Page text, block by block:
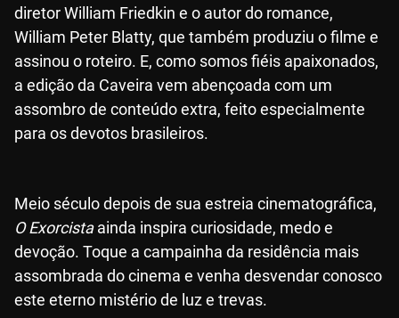
diretor William Friedkin e o autor do romance,
William Peter Blatty, que também produziu o filme e
assinou o roteiro. E, como somos fiéis apaixonados,
a edição da Caveira vem abençoada com um
assombro de conteúdo extra, feito especialmente
para os devotos brasileiros.
Meio século depois de sua estreia cinematográfica,
O Exorcistaainda inspira curiosidade, medo e
devoção. Toque a campainha da residência mais
assombrada do cinema e venha desvendar conosco
este eterno mistério de luz e trevas.